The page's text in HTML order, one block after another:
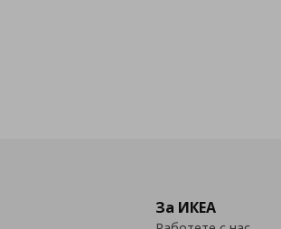
За ИКЕА